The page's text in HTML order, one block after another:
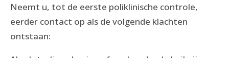
Neemt u, tot de eerste poliklinische controle,
eerder contact op als de volgende klachten
ontstaan: